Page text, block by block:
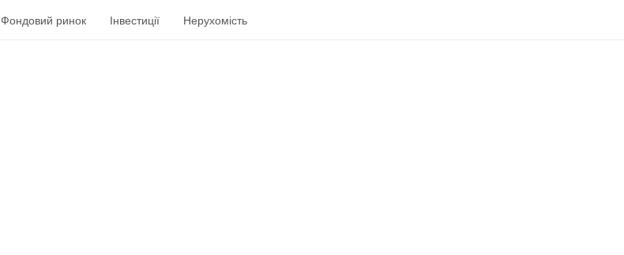
Фондовий ринок Інвестиції Нерухомість